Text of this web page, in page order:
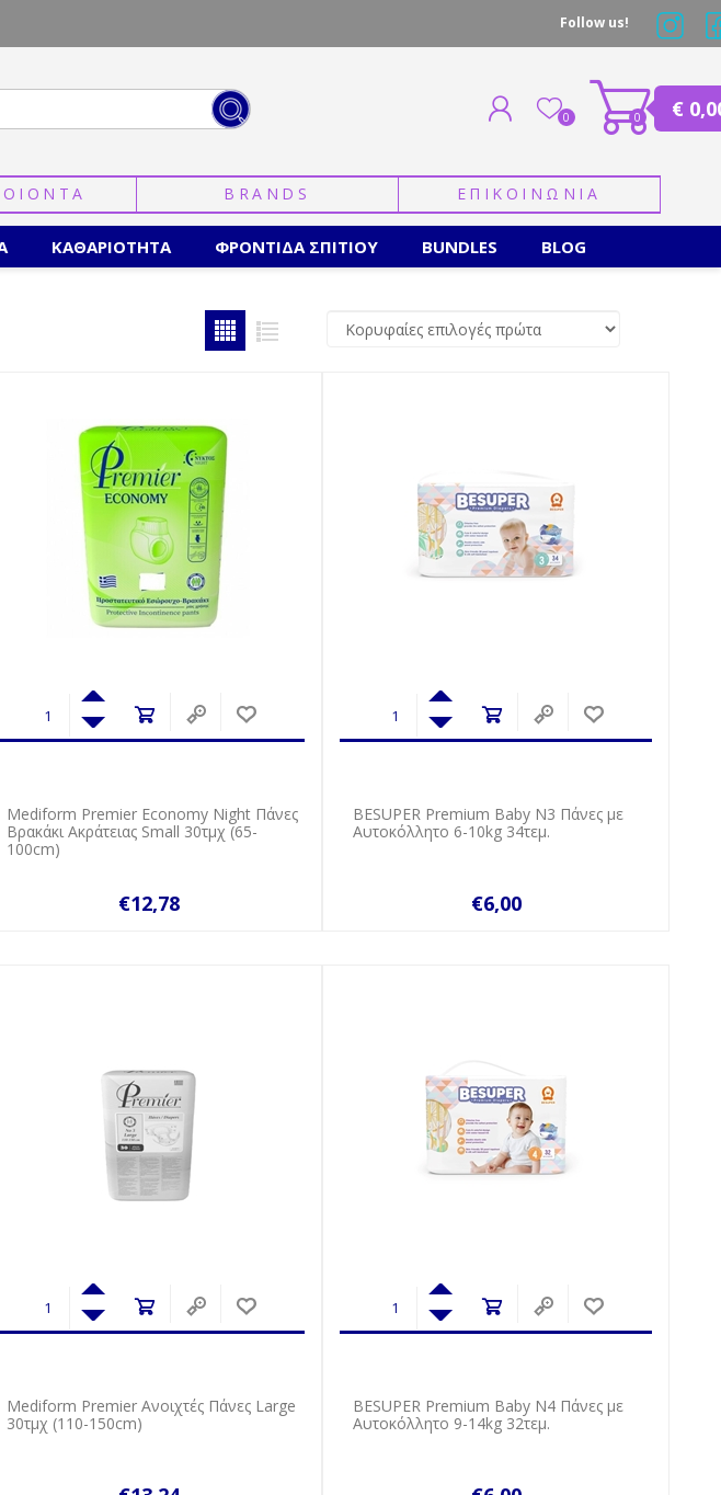
Follow us!
ΣΥΝΔΕΣΗ
0 €
0
BRANDS ΕΠΙΚΟΙΝΩΝΙΑ
ΚΑΘΑΡΙΟΤΗΤΑ ΦΡΟΝΤΙΔΑ ΣΠΙΤΙΟΥ BUNDLES BLOG
Mediform Premier Economy Night Πάνες
Βρακάκι Ακράτειας Small 30τμχ (65-
100cm)
€12,78
BESUPER Premium Baby Ν3 Πάνες με
Αυτοκόλλητο 6-10kg 34τεμ.
€6,00
Mediform Premier Ανοιχτές Πάνες Large
30τμχ (110-150cm)
BESUPER Premium Baby Ν4 Πάνες με
Αυτοκόλλητο 9-14kg 32τεμ.